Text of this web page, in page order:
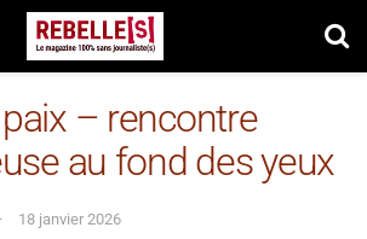
– rencontre
au fond des yeux
18 janvier 2026